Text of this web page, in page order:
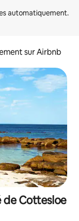
sur Airbnb
de Cottesloe